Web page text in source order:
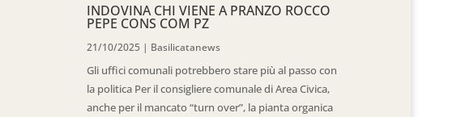
INDOVINA CHI VIENE A PRANZO ROCCO
PEPE CONS COM PZ
21/10/2025 | Basilicatanews
Gli uffici comunali potrebbero stare più al passo con
la politica Per il consigliere comunale di Area Civica,
anche per il mancato “turn over”, la pianta organica